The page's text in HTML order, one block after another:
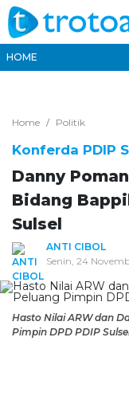
HOME
Home Politik
Konferda PDIP
Danny
Bidang
Sulsel
ANTI CIBOL
Senin, 24
Hasto Nilai ARW dan
Pimpin DPD PDIP